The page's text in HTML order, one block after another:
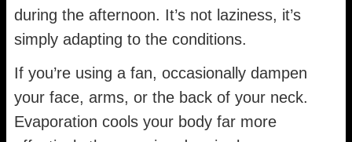
during the afternoon. It’s not laziness, it’s
simply adapting to the conditions.
If you’re using a fan, occasionally dampen
your face, arms, or the back of your neck.
Evaporation cools your body far more